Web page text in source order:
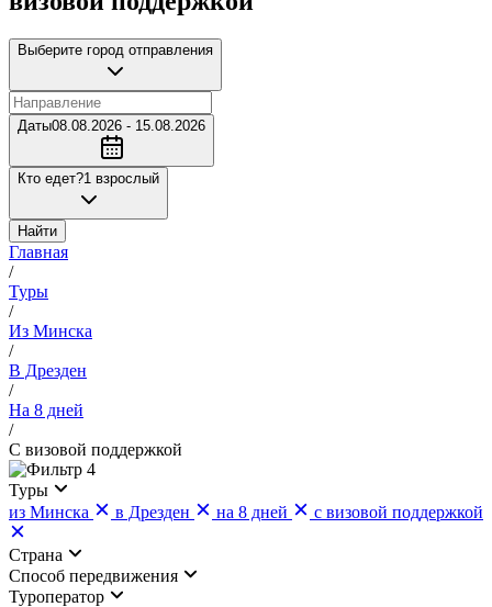
Выберите город отправления
Даты08.08.2026 - 15.08.2026
Кто едет?1 взрослый
Найти
Главная
/
Туры
/
Из Минска
/
В Дрезден
/
На 8 дней
/
С визовой поддержкой
4
Туры
из Минска
в Дрезден на 8 дней с визовой поддержкой
Страна
Cпособ передвижения
Туроператор